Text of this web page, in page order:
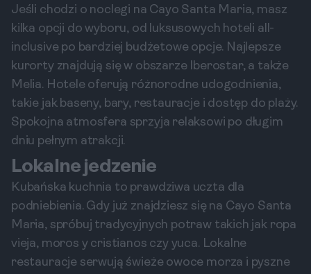
Jeśli chodzi o noclegi na Cayo Santa Maria, masz
kilka opcji do wyboru, od luksusowych hoteli all-
inclusive po bardziej budżetowe opcje. Najlepsze
kurorty znajdują się w obszarze Iberostar, a także
Melia. Hotele oferują różnorodne udogodnienia,
takie jak baseny, bary, restauracje i dostęp do plaży.
Spokojna atmosfera sprzyja relaksowi po długim
dniu pełnym atrakcji.
Lokalne jedzenie
Kubańska kuchnia to prawdziwa uczta dla
podniebienia. Gdy już znajdziesz się na Cayo Santa
Maria, spróbuj tradycyjnych potraw takich jak ropa
vieja, moros y cristianos czy yuca. Lokalne
restauracje serwują świeże owoce morza i pyszne